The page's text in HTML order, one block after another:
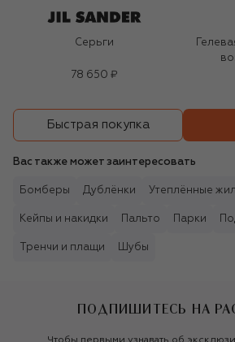
Серьги
78 650 ₽
Быстрая покупка
Вас также может заинтересовать
Бомберы Дублёнки Утеплённые
Кейпы и накидки Пальто Парки
Тренчи и плащи Шубы
ПОДПИШИТЕСЬ НА
Чтобы первыми узнавать об